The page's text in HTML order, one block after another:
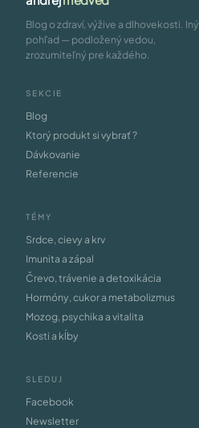
Blog o zdraví, výžive a dlhovekosti. Iný
pohľad — podložený vedou,
zrozumiteľný pre každého.
SEKCIE
Blog
Ktorý produkt si vybrať ?
Dávkovanie
Referencie
TÉMY
Srdce, cievy a krv
Imunita a zápal
Črevo, trávenie a detoxikácia
Hormóny, cukor a metabolizmus
Mozog, psychika a vitalita
Kosti a kĺby
SLEDUJ
Facebook
Newsletter